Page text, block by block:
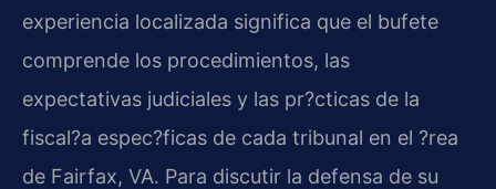
experiencia localizada significa que el bufete
comprende los procedimientos, las
expectativas judiciales y las pr?cticas de la
fiscal?a espec?ficas de cada tribunal en el ?rea
de Fairfax, VA. Para discutir la defensa de su